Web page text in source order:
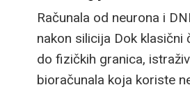
Računala od neurona i
nakon silicija Dok klasični
do fizičkih granica,
bioračunala koja koriste